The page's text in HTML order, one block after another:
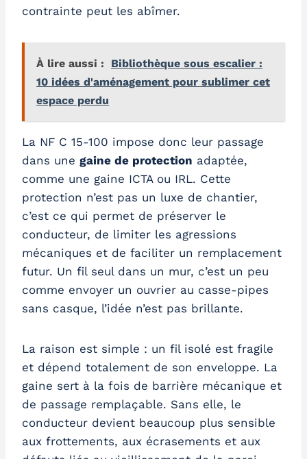
contrainte peut les abîmer.
À lire aussi :
Bibliothèque sous escalier :
10 idées d'aménagement pour sublimer cet
espace perdu
La NF C 15-100 impose donc leur passage
dans une gaine de protection adaptée,
comme une gaine ICTA ou IRL. Cette
protection n’est pas un luxe de chantier,
c’est ce qui permet de préserver le
conducteur, de limiter les agressions
mécaniques et de faciliter un remplacement
futur. Un fil seul dans un mur, c’est un peu
comme envoyer un ouvrier au casse-pipes
sans casque, l’idée n’est pas brillante.
La raison est simple : un fil isolé est fragile
et dépend totalement de son enveloppe. La
gaine sert à la fois de barrière mécanique et
de passage remplaçable. Sans elle, le
conducteur devient beaucoup plus sensible
aux frottements, aux écrasements et aux